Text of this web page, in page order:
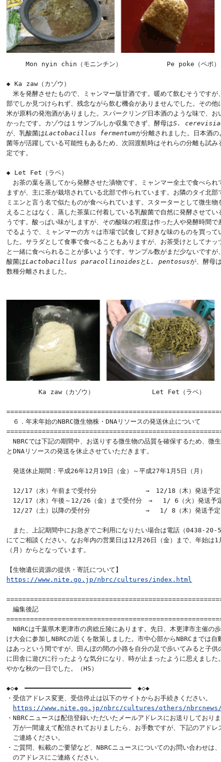
Mon nyin chin（モニンチン）　　　　　　　Pe poke（ペポ）
◆ Ka zaw（カゾウ）
米を発酵させたもので、ミャンマー版甘酒です。暖めて飲むそうですが
部でしか見つけられず、残念ながら飲む機会がありませんでした。その他
米が原料の発泡酒がありました。スパークリング日本酒のような味で、お
かったです。カゾウは１サンプルしか収集できず、酵母はS.
が、乳酸菌はLactobacillus fermentumが分離されました。日本酒の
菌等が活躍している可能性もあるため、次回渡航時はそれらの分離も試み
定です。
◆ Let Fet（ラペ）
お茶の葉を蒸してから発酵させた漬物です。ミャンマー全土で食べられ
ますが、主に茶が栽培されている北部で作られています。お隣のタイ北部
ミエンと言う名で似たものが食べられています。スターターとして微生物
えることはなく、蒸した茶葉に付着している乳酸菌で自然に発酵させてい
うです。酸っぱい味がしますが、その酸味の程度は作った人や発酵時間で
でるようで、ミャンマーの方々は市場で試食して好きな味のものを買って
した。サラダとして食事で食べることもありますが、お茶受けとしてナッ
と一緒に食べられることが多いようです。サンプル数がまだ少ないですが
酸菌はLactobacillus paracollinoides とL. pentosusが、酵母
数種分離されました。
Ka zaw（カゾウ）　　　　　　　　　Let Fet（ラペ）
６．年末年始のNBRC微生物株・DNAリソースの発送休止について
NBRCでは下記の期間中、お送りする微生物の品質を確保するため、微
とDNAリソースの発送を休止させていただきます。
発送休止期間：平成26年12月19日（金）～平成27年1月5日（月）
12/17（水）午前まで受付分　　　　　 　　→　12/18（木）発送予定
12/17（水）午後～12/26（金）まで受付分　→　 1/ 6（火）発送予
12/27（土）以降の受付分　　　　　　　　 →　 1/ 8（木）発送予定
また、上記期間中にお急ぎでご利用になりたい場合は電話（0438-20-
にてご相談ください。なお年内の営業日は12月26日（金）まで、年始は1
（月）からとなっています。
https://www.nite.go.jp/nbrc/cultures/index.html
編集後記
NBRCは千葉県木更津市の房総丘陵にあります。先日、木更津市主催の
け大会に参加しNBRCの近くを散策しました。市中心部からNBRCまでは自
はあっという間ですが、田んぼの間の小路を自分の足で歩いてみると子供
に田舎に遊びに行ったような気分になり、時が止まったように思えました
やかな秋の一日でした。（HS）
◆◇◆　━━━━━━━━━━━━━━━━━━━━━━━━━━━　◆◇◆
・受信アドレス変更、受信停止は以下のサイトからお手続きください。
https://www.nite.go.jp/nbrc/cultures/others/nbrcnews/
・NBRCニュースは配信登録いただいたメールアドレスにお送りしており
万が一間違えて配信されておりましたら、お手数ですが、下記のアドレ
ご連絡ください。
・ご質問、転載のご要望など、NBRCニュースについてのお問い合わせは
のアドレスにご連絡ください。